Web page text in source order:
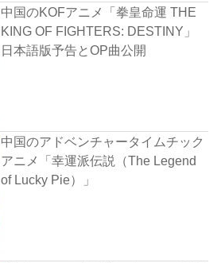
中国のKOFアニメ「拳皇命運 THE
KING OF FIGHTERS: DESTINY」
日本語版予告とOP曲公開
中国のアドベンチャータイムチック
アニメ「幸運派伝説（The Legend
of Lucky Pie）」